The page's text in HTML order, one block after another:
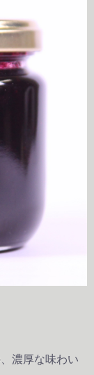
濃厚な味わい